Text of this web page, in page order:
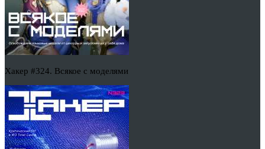
Хакер #324. Всякое с моделями